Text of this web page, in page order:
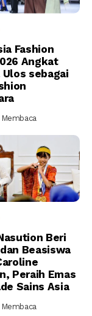
Fashion
Angkat
Ulos sebagai
Beri
Beasiswa
Peraih Emas
Sains Asia